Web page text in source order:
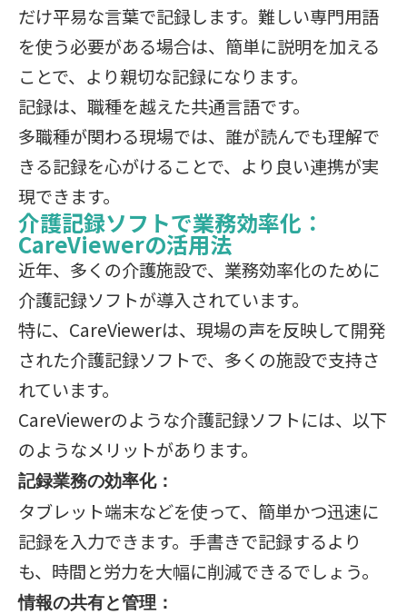
だけ平易な言葉で記録します。難しい専門用語
を使う必要がある場合は、簡単に説明を加える
ことで、より親切な記録になります。
記録は、職種を越えた共通言語です。
多職種が関わる現場では、誰が読んでも理解で
きる記録を心がけることで、より良い連携が実
現できます。
介護記録ソフトで業務効率化：
CareViewerの活用法
近年、多くの介護施設で、業務効率化のために
介護記録ソフトが導入されています。
特に、CareViewerは、現場の声を反映して開発
された介護記録ソフトで、多くの施設で支持さ
れています。
CareViewerのような介護記録ソフトには、以下
のようなメリットがあります。
記録業務の効率化：
タブレット端末などを使って、簡単かつ迅速に
記録を入力できます。手書きで記録するより
も、時間と労力を大幅に削減できるでしょう。
情報の共有と管理：